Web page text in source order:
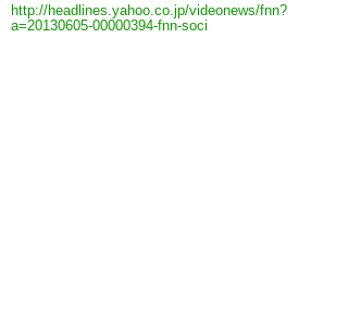
http://headlines.yahoo.co.jp/videonews/fnn?
a=20130605-00000394-fnn-soci